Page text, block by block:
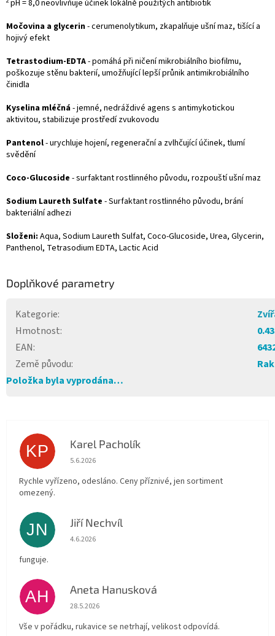
pH = 8,0 neovlivňuje účinek lokálně použitých antibiotik
Močovina a glycerin- cerumenolytikum, zkapalňuje ušní maz, tišící a
hojivý efekt
Tetrastodium-EDTA- pomáhá při ničení mikrobiálního biofilmu,
poškozuje stěnu bakterií, umožňující lepší průnik antimikrobiálního
činidla
Kyselina mléčná- jemné, nedráždivé agens s antimykotickou
aktivitou, stabilizuje prostředí zvukovodu
Pantenol- urychluje hojení, regenerační a zvlhčující účinek, tlumí
svědění
Coco-Glucoside - surfaktant rostlinného původu, rozpouští ušní maz
Sodium Laureth Sulfate - Surfaktant rostlinného původu, brání
bakteriální adhezi
Složeni: Aqua, Sodium Laureth Sulfat, Coco-Glucoside, Urea, Glycerin,
Panthenol, Tetrasodium EDTA, Lactic Acid
Doplňkové parametry
Kategorie:
Hmotnost:
EAN:
Země původu:
Položka byla vyprodána…
KP Karel Pacholík
Hodnocení obchodu je 4 z 5 hvězdiček.
5.6.2026
Rychle vyřízeno, odesláno. Ceny příznivé, jen sortiment
omezený.
JN Jiří Nechvíl
Hodnocení obchodu je 5 z 5 hvězdiček.
4.6.2026
funguje.
AH Aneta Hanusková
Hodnocení obchodu je 5 z 5 hvězdiček.
28.5.2026
Vše v pořádku, rukavice se netrhají, velikost odpovídá.